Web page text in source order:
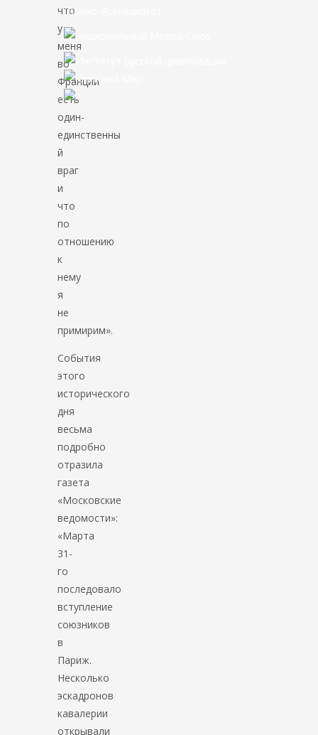
что
у
меня
во
Франции
есть
один-
единственны
й
враг
и
что
по
отношению
к
нему
я
не
примирим».
События
этого
исторического
дня
весьма
подробно
отразила
газета
«Московские
ведомости»:
«Марта
31-
го
последовало
вступление
союзников
в
Париж.
Несколько
эскадронов
кавалерии
открывали